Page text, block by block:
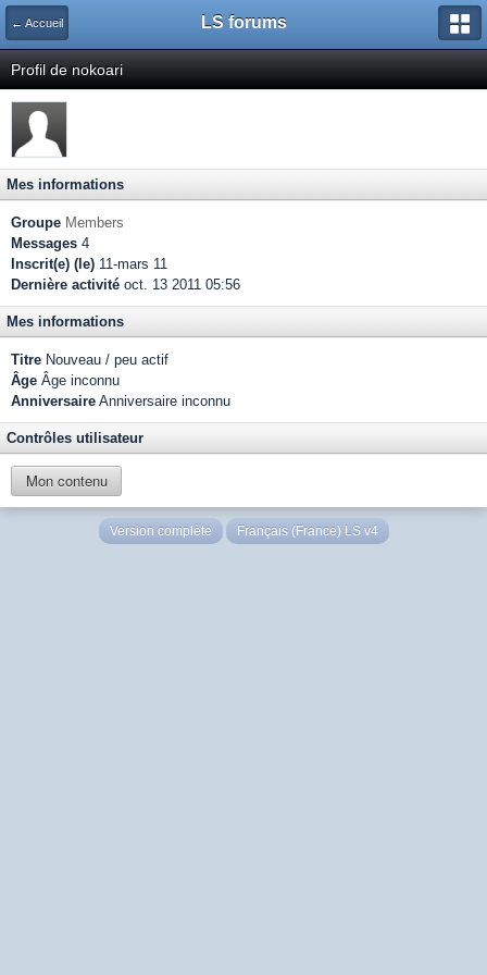
← Accueil LS forums
Profil de nokoari
Mes informations
Groupe Members
Messages 4
Inscrit(e) (le) 11-mars 11
Dernière activité oct. 13 2011 05:56
Mes informations
Titre Nouveau / peu actif
Âge Âge inconnu
Anniversaire Anniversaire inconnu
Contrôles utilisateur
Mon contenu
Version complète Français (France) LS v4